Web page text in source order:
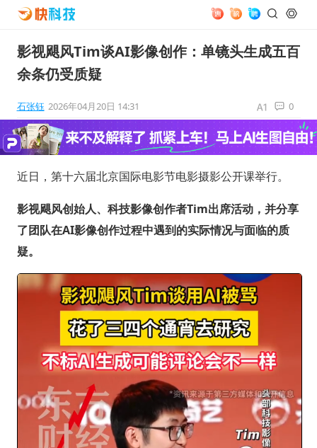
影视飓风Tim谈AI影像创作：单镜头生成五百
余条仍受质疑
石张钰 2026年04月20日 14:31 0
近日，第十六届北京国际电影节电影摄影公开课举行。
影视飓风创始人、科技影像创作者Tim出席活动，并分享
了团队在AI影像创作过程中遇到的实际情况与面临的质
疑。